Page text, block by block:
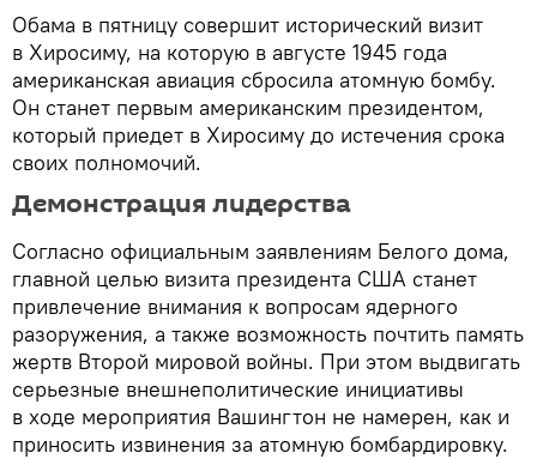
Обама в пятницу совершит исторический визит
в Хиросиму, на которую в августе 1945 года
американская авиация сбросила атомную бомбу.
Он станет первым американским президентом,
который приедет в Хиросиму до истечения срока
своих полномочий.
Демонстрация лидерства
Согласно официальным заявлениям Белого дома,
главной целью визита президента США станет
привлечение внимания к вопросам ядерного
разоружения, а также возможность почтить память
жертв Второй мировой войны. При этом выдвигать
серьезные внешнеполитические инициативы
в ходе мероприятия Вашингтон не намерен, как и
приносить извинения за атомную бомбардировку.